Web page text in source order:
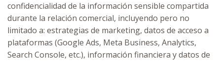
confidencialidad de la información sensible compartida
durante la relación comercial, incluyendo pero no
limitado a: estrategias de marketing, datos de acceso a
plataformas (Google Ads, Meta Business, Analytics,
Search Console, etc.), información financiera y datos de